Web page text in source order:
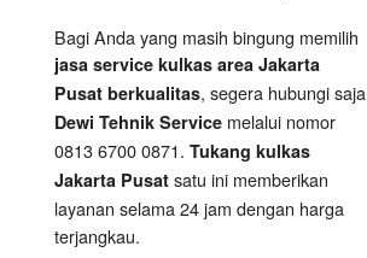
Bagi Anda yang masih bingung memilih
jasa service kulkas area Jakarta
Pusat berkualitas, segera hubungi saja
Dewi Tehnik Service melalui nomor
0813 6700 0871. Tukang kulkas
Jakarta Pusat satu ini memberikan
layanan selama 24 jam dengan harga
terjangkau.